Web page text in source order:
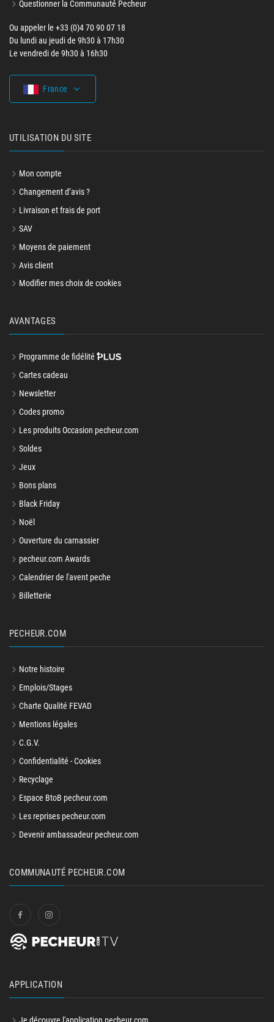
Ou appeler le +33 (0)4 70 90 07 18
Du lundi au jeudi de 9h30 à 17h30
France
UTILISATION DU SITE
Mon compte
Changement d’avis ?
Livraison et frais de port
SAV
Moyens de paiement
Avis client
AVANTAGES
Programme de fidélité
Cartes cadeau
Newsletter
Codes promo
Les produits Occasion pecheur.com
Soldes
Jeux
Bons plans
Black Friday
Noël
Ouverture du carnassier
pecheur.com Awards
Calendrier de l'avent peche
PECHEUR.COM
Notre histoire
Emplois/Stages
Charte Qualité FEVAD
Mentions légales
C.G.V.
Confidentialité - Cookies
Recyclage
Espace BtoB pecheur.com
Les reprises pecheur.com
COMMUNAUTÉ PECHEUR.COM
APPLICATION